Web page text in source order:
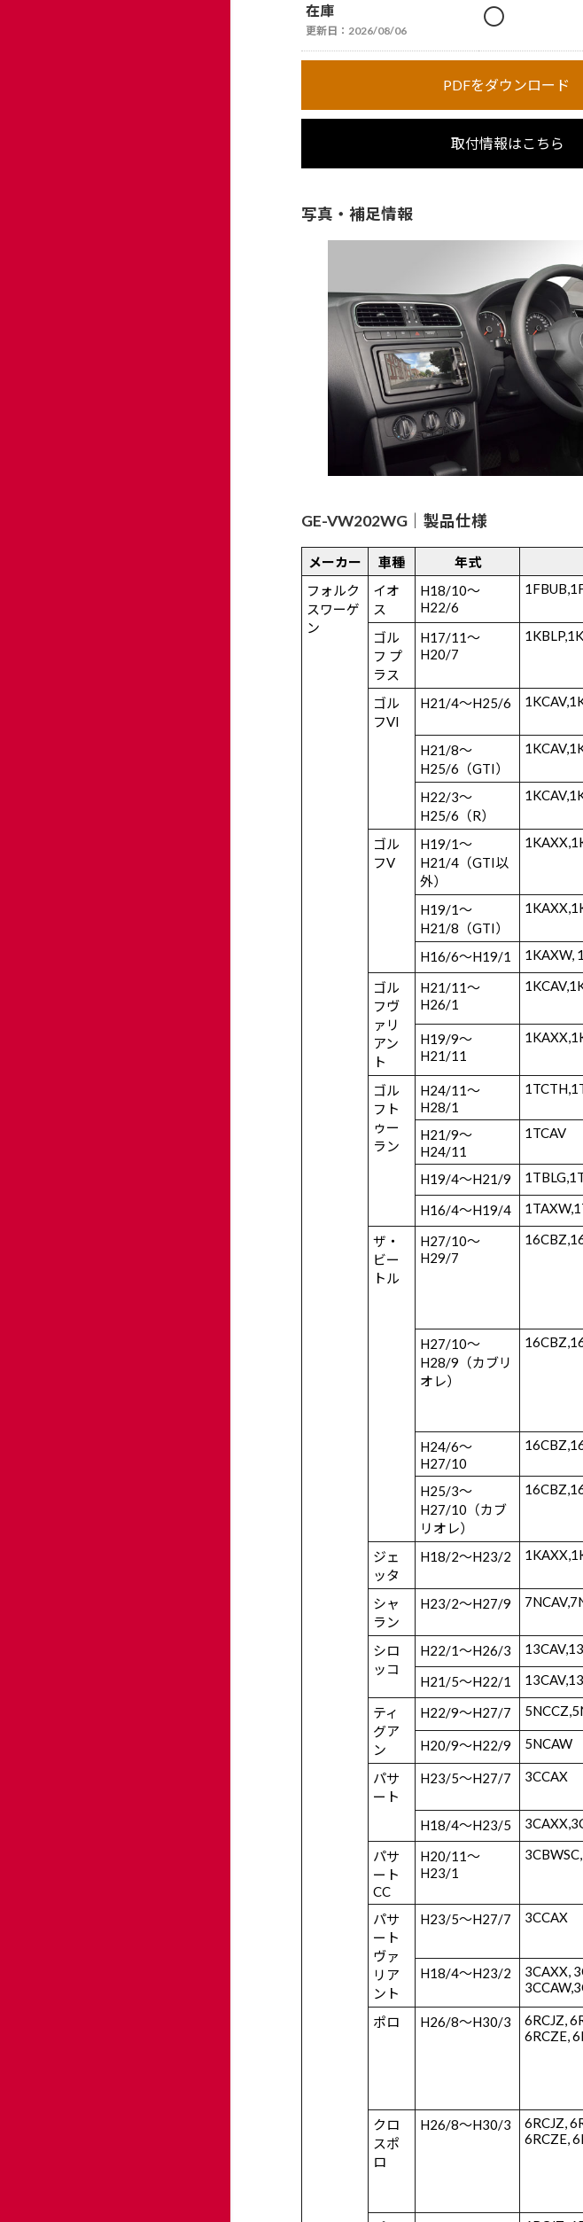
在庫
更新日： 2026/08/06
〇
PDFをダウンロード
取付情報はこちら
写真・補足情報
GE-VW202WG｜製品仕様
メーカー 車種 年式
フォルク
スワーゲ
ン
イオ
ス
H18/10～
H22/6
ゴル
フ プ
ラス
H17/11～
H20/7
ゴル
フVI
H21/4～H25/6
H21/8～
H25/6（GTI）
H22/3～
H25/6（R）
ゴル
フV
H19/1～
H21/4（GTI以
外）
H19/1～
H21/8（GTI）
H16/6～H19/1 1KAXW,
ゴル
フヴ
ァリ
アン
ト
H21/11～
H26/1
H19/9～
H21/11
ゴル
フト
ゥー
ラン
H24/11～
H28/1
H21/9～
H24/11
1TCAV
H19/4～H21/9
H16/4～H19/4
ザ・
ビー
トル
H27/10～
H29/7
H27/10～
H28/9（カブリ
オレ）
H24/6～
H27/10
H25/3～
H27/10（カブ
リオレ）
ジェ
ッタ
H18/2～H23/2
シャ
ラン
H23/2～H27/9
シロ
ッコ
H22/1～H26/3
H21/5～H22/1
ティ
グア
ン
H22/9～H27/7
H20/9～H22/9 5NCAW
パサ
ート
H23/5～H27/7 3CCAX
H18/4～H23/5
パサ
ート
CC
H20/11～
H23/1
パサ
ート
ヴァ
リア
ント
H23/5～H27/7 3CCAX
H18/4～H23/2
3CAXX,
ポロ H26/8～H30/3
6RCJZ,
6RCZE,
クロ
スポ
ロ
H26/8～H30/3
6RCJZ,
6RCZE,